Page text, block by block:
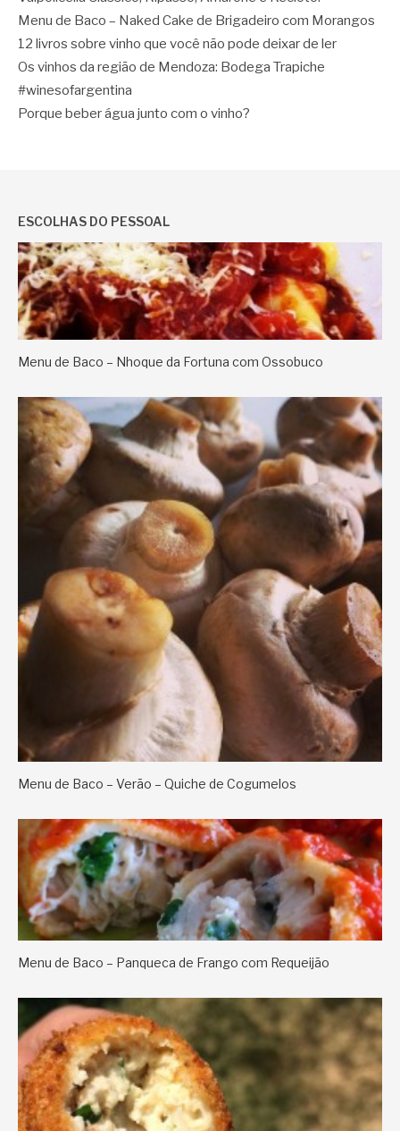
Menu de Baco – Naked Cake de Brigadeiro com Morangos
12 livros sobre vinho que você não pode deixar de ler
Os vinhos da região de Mendoza: Bodega Trapiche
#winesofargentina
Porque beber água junto com o vinho?
ESCOLHAS DO PESSOAL
Menu de Baco – Nhoque da Fortuna com Ossobuco
Menu de Baco – Verão – Quiche de Cogumelos
Menu de Baco – Panqueca de Frango com Requeijão